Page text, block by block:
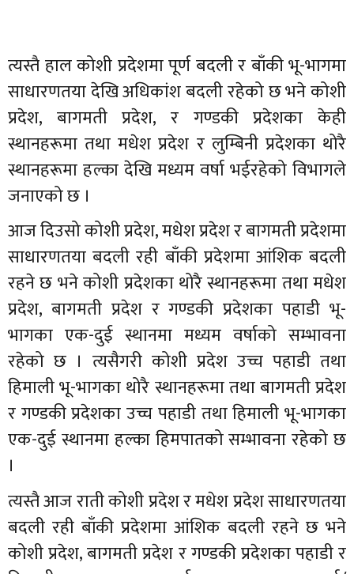
त्यस्तै हाल कोशी प्रदेशमा पूर्ण बदली र बाँकी भू-भागमा
साधारणतया देखि अधिकांश बदली रहेको छ भने कोशी
प्रदेश, बागमती प्रदेश, र गण्डकी प्रदेशका केही
स्थानहरूमा तथा मधेश प्रदेश र लुम्बिनी प्रदेशका थोरै
स्थानहरूमा हल्का देखि मध्यम वर्षा भईरहेको विभागले
जनाएको छ ।
आज दिउसो कोशी प्रदेश, मधेश प्रदेश र बागमती प्रदेशमा
साधारणतया बदली रही बाँकी प्रदेशमा आंशिक बदली
रहने छ भने कोशी प्रदेशका थोरै स्थानहरूमा तथा मधेश
प्रदेश, बागमती प्रदेश र गण्डकी प्रदेशका पहाडी भू-
भागका एक-दुई स्थानमा मध्यम वर्षाको सम्भावना
रहेको छ । त्यसैगरी कोशी प्रदेश उच्च पहाडी तथा
हिमाली भू-भागका थोरै स्थानहरूमा तथा बागमती प्रदेश
र गण्डकी प्रदेशका उच्च पहाडी तथा हिमाली भू-भागका
एक-दुई स्थानमा हल्का हिमपातको सम्भावना रहेको छ
।
त्यस्तै आज राती कोशी प्रदेश र मधेश प्रदेश साधारणतया
बदली रही बाँकी प्रदेशमा आंशिक बदली रहने छ भने
कोशी प्रदेश, बागमती प्रदेश र गण्डकी प्रदेशका पहाडी र